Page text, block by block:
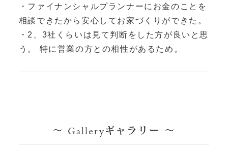
・ファイナンシャルプランナーにお金のことを
相談できたから安心してお家づくりができた。
・2、3社くらいは見て判断をした方が良いと思
う。 特に営業の方との相性があるため。
～ Galleryギャラリー ～